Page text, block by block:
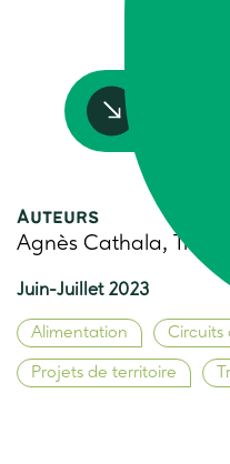
Auteurs
Agnès Cathala, Trame
Juin-Juillet 2023
Alimentation Circuits
Projets de territoire